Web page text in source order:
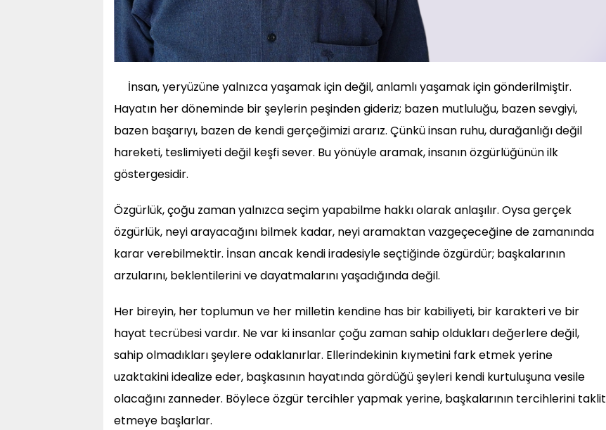
İnsan, yeryüzüne yalnızca yaşamak için değil, anlamlı yaşamak için gönderilmiştir.
Hayatın her döneminde bir şeylerin peşinden gideriz; bazen mutluluğu, bazen sevgiyi,
bazen başarıyı, bazen de kendi gerçeğimizi ararız. Çünkü insan ruhu, durağanlığı değil
hareketi, teslimiyeti değil keşfi sever. Bu yönüyle aramak, insanın özgürlüğünün ilk
göstergesidir.
Özgürlük, çoğu zaman yalnızca seçim yapabilme hakkı olarak anlaşılır. Oysa gerçek
özgürlük, neyi arayacağını bilmek kadar, neyi aramaktan vazgeçeceğine de zamanında
karar verebilmektir. İnsan ancak kendi iradesiyle seçtiğinde özgürdür; başkalarının
arzularını, beklentilerini ve dayatmalarını yaşadığında değil.
Her bireyin, her toplumun ve her milletin kendine has bir kabiliyeti, bir karakteri ve bir
hayat tecrübesi vardır. Ne var ki insanlar çoğu zaman sahip oldukları değerlere değil,
sahip olmadıkları şeylere odaklanırlar. Ellerindekinin kıymetini fark etmek yerine
uzaktakini idealize eder, başkasının hayatında gördüğü şeyleri kendi kurtuluşuna vesile
olacağını zanneder. Böylece özgür tercihler yapmak yerine, başkalarının tercihlerini taklit
etmeye başlarlar.